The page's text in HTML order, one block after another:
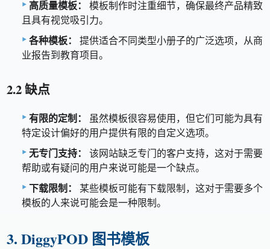
高质量模板：
模板制作时注重细节，确保最终产品精致
且具有视觉吸引力。
各种模板：
提供适合不同类型小册子的广泛选项，从商
业报告到教育项目。
2.2 缺点
有限的定制：
虽然模板很容易使用，但它们可能为具有
特定设计偏好的用户提供有限的自定义选项。
无专门支持：
该网站缺乏专门的客户支持，这对于需要
帮助或有疑问的用户来说可能是一个缺点。
下载限制：
某些模板可能有下载限制，这对于需要多个
模板的人来说可能会是一种限制。
3. DiggyPOD 图书模板